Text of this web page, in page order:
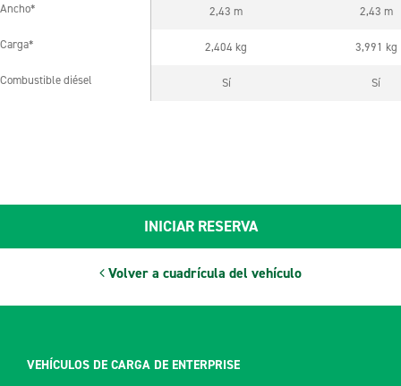
Ancho* 2,43 m 2,43 m
Carga* 2,404 kg 3,991 kg
Combustible diésel Sí Sí
Ancho*
Carga*
Combustible diésel
Volver a cuadrícula del vehículo
INICIAR RESERVA
VEHÍCULOS DE CARGA DE ENTERPRISE